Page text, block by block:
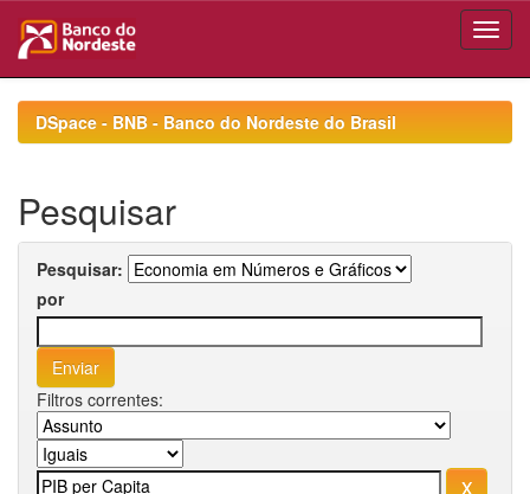
navigationDSpace - BNB - Banco do Nordeste do Brasil
Pesquisar
Pesquisar:
por
Filtros correntes: